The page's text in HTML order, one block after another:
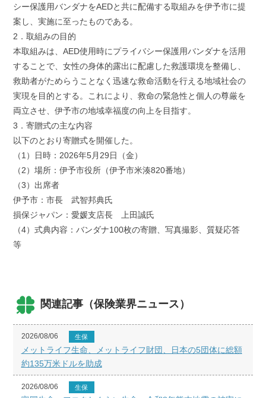
シー保護用バンダナをAEDと共に配備する取組みを伊予市に提
案し、実施に至ったものである。
2．取組みの目的
本取組みは、AED使用時にプライバシー保護用バンダナを活用
することで、女性の身体的露出に配慮した救護環境を整備し、
救助者がためらうことなく迅速な救命活動を行える地域社会の
実現を目的とする。これにより、救命の緊急性と個人の尊厳を
両立させ、伊予市の地域幸福度の向上を目指す。
3．寄贈式の主な内容
以下のとおり寄贈式を開催した。
（1）日時：2026年5月29日（金）
（2）場所：伊予市役所（伊予市米湊820番地）
（3）出席者
伊予市：市長 武智邦典氏
損保ジャパン：愛媛支店長 上田誠氏
（4）式典内容：バンダナ100枚の寄贈、写真撮影、質疑応答
等
関連記事（保険業界ニュース）
2026/08/06 生保
メットライフ生命、メットライフ財団、日本の5団体に総額
約135万米ドルを助成
2026/08/06 生保